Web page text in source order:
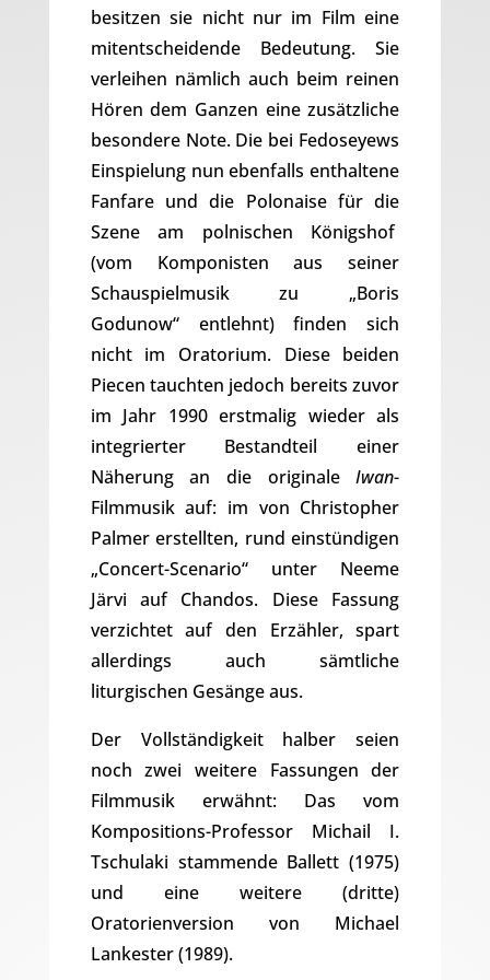
besitzen sie nicht nur im Film eine
mitentscheidende Bedeutung. Sie
verleihen nämlich auch beim reinen
Hören dem Ganzen eine zusätzliche
besondere Note. Die bei Fedoseyews
Einspielung nun ebenfalls enthaltene
Fanfare und die Polonaise für die
Szene am polnischen Königshof
(vom Komponisten aus seiner
Schauspielmusik zu „Boris
Godunow“ entlehnt) finden sich
nicht im Oratorium. Diese beiden
Piecen tauchten jedoch bereits zuvor
im Jahr 1990 erstmalig wieder als
integrierter Bestandteil einer
Näherung an die originaleIwan-
Filmmusik auf: im von Christopher
Palmer erstellten, rund einstündigen
„Concert-Scenario“ unter Neeme
Järvi auf Chandos. Diese Fassung
verzichtet auf den Erzähler, spart
allerdings auch sämtliche
liturgischen Gesänge aus.
Der Vollständigkeit halber seien
noch zwei weitere Fassungen der
Filmmusik erwähnt: Das vom
Kompositions-Professor Michail I.
Tschulaki stammende Ballett (1975)
und eine weitere (dritte)
Oratorienversion von Michael
Lankester (1989).